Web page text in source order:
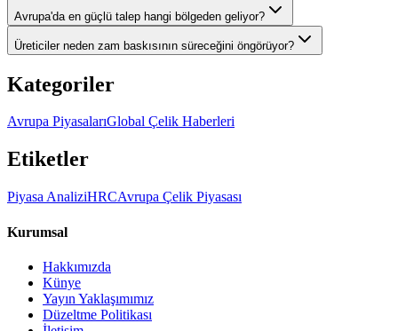
Avrupa'da en güçlü talep hangi bölgeden geliyor?
Üreticiler neden zam baskısının süreceğini öngörüyor?
Kategoriler
Avrupa PiyasalarıGlobal Çelik Haberleri
Etiketler
Piyasa AnaliziHRCAvrupa Çelik Piyasası
Kurumsal
Hakkımızda
Künye
Yayın Yaklaşımımız
Düzeltme Politikası